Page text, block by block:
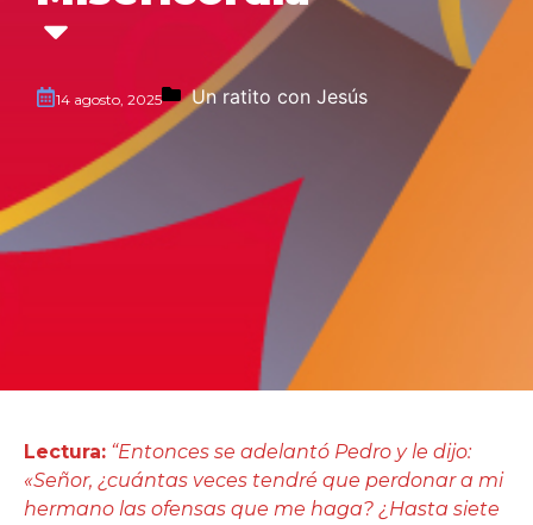
14 agosto, 2025 Un ratito con Jesús
Lectura: “Entonces se adelantó Pedro y le dijo:
«Señor, ¿cuántas veces tendré que perdonar a mi
hermano las ofensas que me haga? ¿Hasta siete